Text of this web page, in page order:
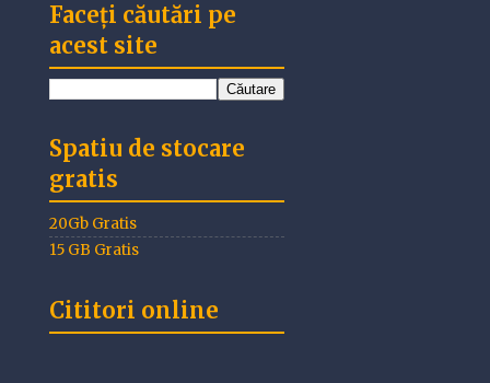
Faceți căutări pe
acest site
Spatiu de stocare
gratis
20Gb Gratis
15 GB Gratis
Cititori online